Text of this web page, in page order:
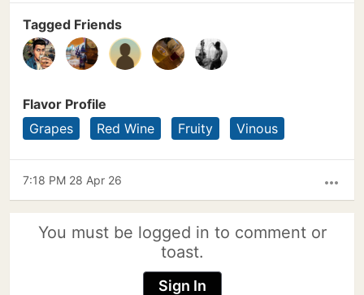
Tagged Friends
Flavor Profile
Grapes
Red Wine Fruity Vinous
more_horiz
7:18 PM 28 Apr 26
You must be logged in to comment or
toast.
Sign In